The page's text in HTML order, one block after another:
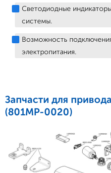
Светодиодные
системы.
Возможность
электропитания.
Запчасти для
(801MP-0020)